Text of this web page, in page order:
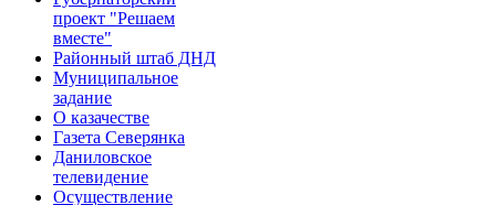
проект "Решаем
вместе"
Районный штаб ДНД
Муниципальное
задание
О казачестве
Газета Северянка
Даниловское
телевидение
Осуществление